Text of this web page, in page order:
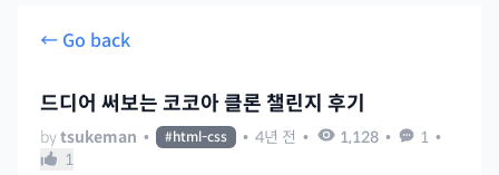
← Go back
드디어 써보는 코코아 클론 챌린지 후기
bytsukeman • #html-css • 4년 전 • 1,128 • 1 •
1